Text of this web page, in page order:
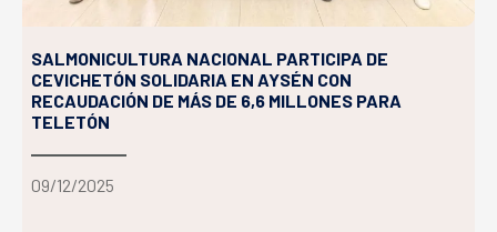
SALMONICULTURA NACIONAL PARTICIPA DE
CEVICHETÓN SOLIDARIA EN AYSÉN CON
RECAUDACIÓN DE MÁS DE 6,6 MILLONES PARA
TELETÓN
09/12/2025